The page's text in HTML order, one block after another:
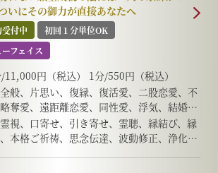
いにその御力が直接あなたへ
付中
初回１分単位OK
フェイス
11,000円（税込） 1分/550円（税込）
般、片思い、復縁、復活愛、二股恋愛、不
奪愛、遠距離恋愛、同性愛、浮気、結婚、
夫婦問題、家庭/家族問題、親子、育児、
介護、引っ越し、仕事全般、適職、経営、
視、口寄せ、引き寄せ、霊聴、縁結び、縁
本格ご祈祷、思念伝達、波動修正、浄化、